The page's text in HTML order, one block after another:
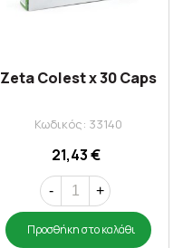
Zeta Colest x 30 Caps
Κωδικός: 33140
21,43 €
- +
Προσθήκη στο καλάθι